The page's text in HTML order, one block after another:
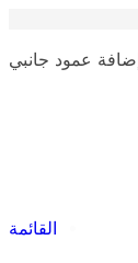
عمود جانبي
القائمة